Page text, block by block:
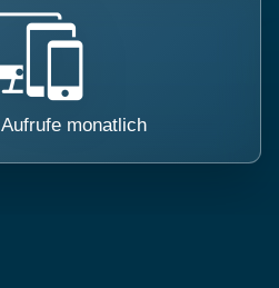
Aufrufe monatlich